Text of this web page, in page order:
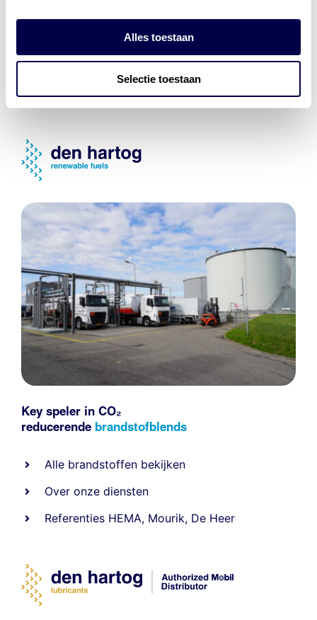
Alles toestaan
Selectie toestaan
Installatie van laadinfra en accu’s
EnergiebeheerenERE’s
LaadnetwerkenLaadpassen
Key speler in CO₂
reducerende brandstofblends
Alle brandstoffen bekijken
Over onze diensten
Referenties HEMA, Mourik, De Heer